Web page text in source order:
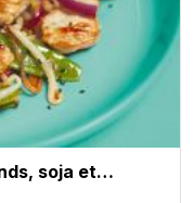
soja et…